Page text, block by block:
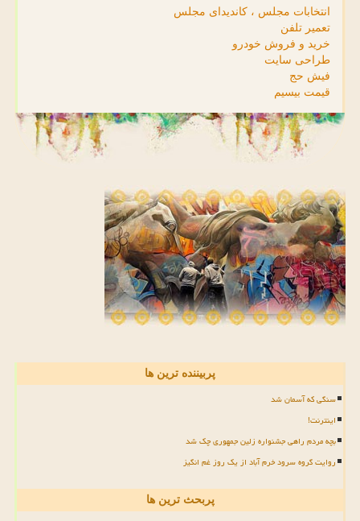
انتخابات مجلس ، کاندیدای مجلس
تعمیر تلفن
خرید و فروش خودرو
طراحی سایت
فیش حج
قیمت بیسیم
پربیننده ترین ها
سنگی که آسمان شد
اینترنت!
بچه مردم راهی جشنواره زلین جمهوری چک شد
روایت گروه سرود خرم آباد از یک روز غم انگیز
پربحث ترین ها